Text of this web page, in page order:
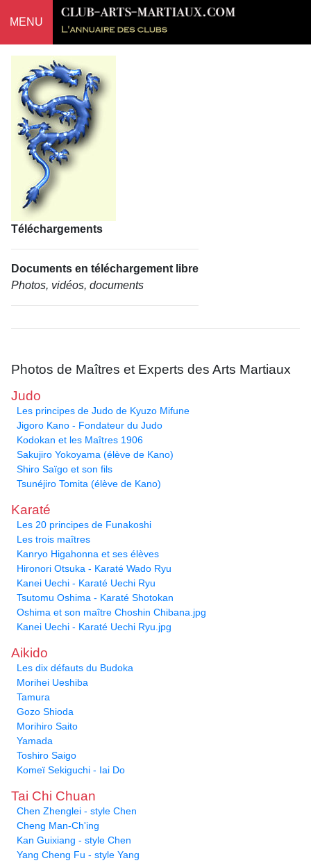
MENU
Téléchargements
Documents en téléchargement libre
Photos, vidéos, documents
Photos de Maîtres et Experts des Arts Martiaux
Judo
Les principes de Judo de Kyuzo Mifune
Jigoro Kano - Fondateur du Judo
Kodokan et les Maîtres 1906
Sakujiro Yokoyama (élève de Kano)
Shiro Saïgo et son fils
Tsunéjiro Tomita (élève de Kano)
Karaté
Les 20 principes de Funakoshi
Les trois maîtres
Kanryo Higahonna et ses élèves
Hironori Otsuka - Karaté Wado Ryu
Kanei Uechi - Karaté Uechi Ryu
Tsutomu Oshima - Karaté Shotokan
Oshima et son maître Choshin Chibana.jpg
Kanei Uechi - Karaté Uechi Ryu.jpg
Aikido
Les dix défauts du Budoka
Morihei Ueshiba
Tamura
Gozo Shioda
Morihiro Saito
Yamada
Toshiro Saigo
Komeï Sekiguchi - Iai Do
Tai Chi Chuan
Chen Zhenglei - style Chen
Cheng Man-Ch'ing
Kan Guixiang - style Chen
Yang Cheng Fu - style Yang